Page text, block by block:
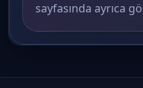
sayfasında ayrıca